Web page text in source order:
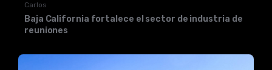
Carlos
Baja California fortalece el sector de industria de
reuniones